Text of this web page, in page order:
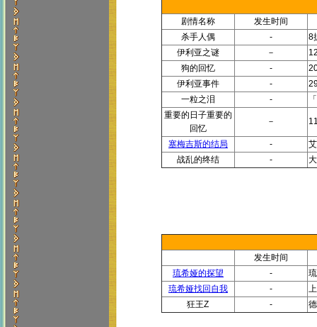
剧情名称
发生时间
杀手人偶
-
8
伊利亚之谜
－
狗的回忆
-
伊利亚事件
-
一粒之泪
-
重要的日子重要的
回忆
－
塞梅吉斯的结局 -
战乱的终结
-
发生时间
琉希娅的探望
-
琉希娅找回自我
-
狂王Z
-